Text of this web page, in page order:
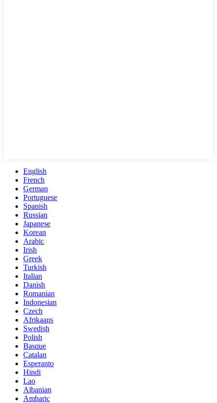
English
French
German
Portuguese
Spanish
Russian
Japanese
Korean
Arabic
Irish
Greek
Turkish
Italian
Danish
Romanian
Indonesian
Czech
Afrikaans
Swedish
Polish
Basque
Catalan
Esperanto
Hindi
Lao
Albanian
Amharic